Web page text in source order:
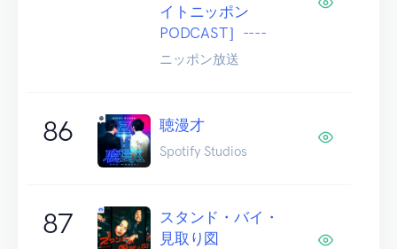
イトニッポン
PODCAST］----
ニッポン放送
86 聴漫才
Spotify Studios
87
スタンド・バイ・
見取り図